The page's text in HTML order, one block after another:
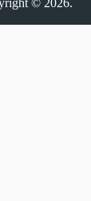
© 2026.